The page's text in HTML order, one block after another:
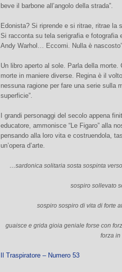
beve il barbone all’angolo della strada”.
Edonista? Si riprende e si ritrae, ritrae la
Si racconta su tela serigrafia e fotografia
Andy Warhol… Eccomi. Nulla è nascosto”
Un libro aperto al sole. Parla della
morte in maniere diverse. Regina è il
nessuna ragione per fare una serie sulla
superficie”.
I grandi personaggi del secolo appena
educatore, ammonisce “Le Figaro” alla
pensando alla loro vita e costruendola,
un’opera d’arte.
…sardonica solitaria sosta sospinta
sospiro sollevato
sospiro sospiro di vita di forte
guaisce e grida gioia geniale forse con
forza in
Il Traspiratore – Numero 53